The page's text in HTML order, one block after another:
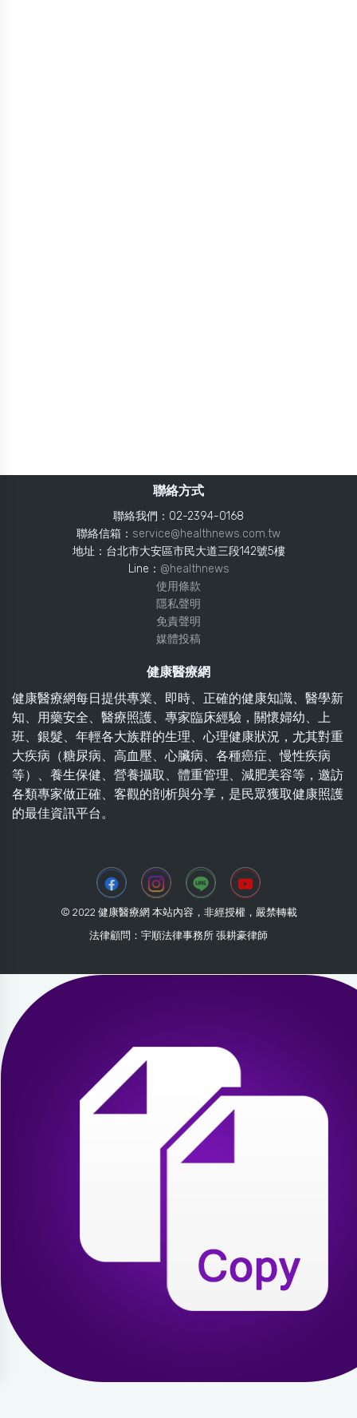
聯絡方式
聯絡我們：02-2394-0168
聯絡信箱： service@healthnews.com.tw
地址：台北市大安區市民大道三段142號5樓
Line： @healthnews
使用條款
隱私聲明
免責聲明
媒體投稿
健康醫療網
健康醫療網每日提供專業、即時、正確的健康知識、醫學新
知、用藥安全、醫療照護、專家臨床經驗，關懷婦幼、上
班、銀髮、年輕各大族群的生理、心理健康狀況，尤其對重
大疾病（糖尿病、高血壓、心臟病、各種癌症、慢性疾病
等）、養生保健、營養攝取、體重管理、減肥美容等，邀訪
各類專家做正確、客觀的剖析與分享，是民眾獲取健康照護
的最佳資訊平台。
© 2022 健康醫療網 本站內容，非經授權，嚴禁轉載
法律顧問：宇順法律事務所 張耕豪律師